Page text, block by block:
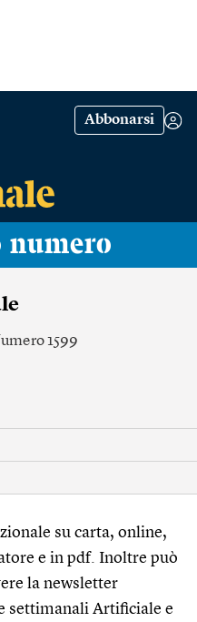
Abbonarsi
numero
1599
su carta, online,
e in pdf. Inoltre può
la newsletter
settimanali Artificiale e